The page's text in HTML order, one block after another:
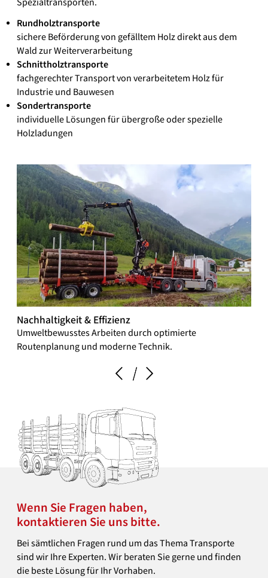
Rundholztransporte
sichere Beförderung von gefälltem Holz direkt aus dem
Wald zur Weiterverarbeitung
Schnittholztransporte
fachgerechter Transport von verarbeitetem Holz für
Industrie und Bauwesen
Sondertransporte
individuelle Lösungen für übergroße oder spezielle
Holzladungen
Nachhaltigkeit & Effizienz
Umweltbewusstes Arbeiten durch optimierte
Routenplanung und moderne Technik.
Wenn Sie Fragen haben,
kontaktieren Sie uns bitte.
Bei sämtlichen Fragen rund um das Thema Transporte
sind wir Ihre Experten. Wir beraten Sie gerne und finden
die beste Lösung für Ihr Vorhaben.